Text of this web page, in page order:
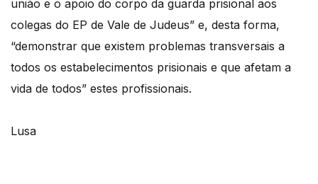
união e o apoio do corpo da guarda prisional aos
colegas do EP de Vale de Judeus” e, desta forma,
“demonstrar que existem problemas transversais a
todos os estabelecimentos prisionais e que afetam a
vida de todos” estes profissionais.
Lusa